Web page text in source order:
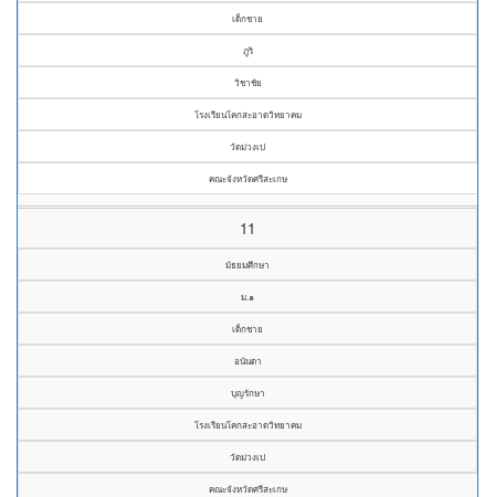
เด็กชาย
ภูริ
วิชาชัย
โรงเรียนโคกสะอาดวิทยาคม
วัดม่วงเป
คณะจังหวัดศรีสะเกษ
11
มัธยมศึกษา
ม.๑
เด็กชาย
อนันดา
บุญรักษา
โรงเรียนโคกสะอาดวิทยาคม
วัดม่วงเป
คณะจังหวัดศรีสะเกษ